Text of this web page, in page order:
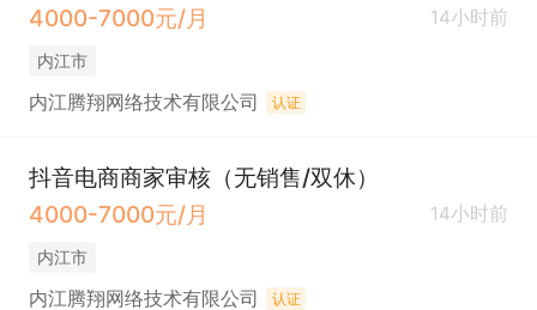
4000-7000元/月
14小时前
内江市
内江腾翔网络技术有限公司 认证
抖音电商商家审核（无销售/双休）
4000-7000元/月
14小时前
内江市
内江腾翔网络技术有限公司 认证